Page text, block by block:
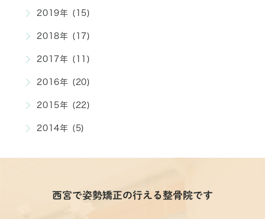
2019年 (15)
2018年 (17)
2017年 (11)
2016年 (20)
2015年 (22)
2014年 (5)
西宮で姿勢矯正の行える整骨院です